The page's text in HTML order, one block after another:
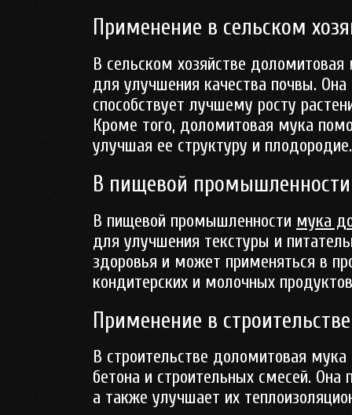
Применение в сельском
В сельском хозяйстве
для улучшения качества почвы.
способствует лучшему росту
Кроме того, доломитовая мука
улучшая ее структуру и плодородие.
В пищевой промышленности
В пищевой промышленности мука
для улучшения текстуры и
здоровья и может применяться в
кондитерских и молочных
Применение в строительстве
В строительстве доломитовая мука
бетона и строительных смесей. Она
а также улучшает их